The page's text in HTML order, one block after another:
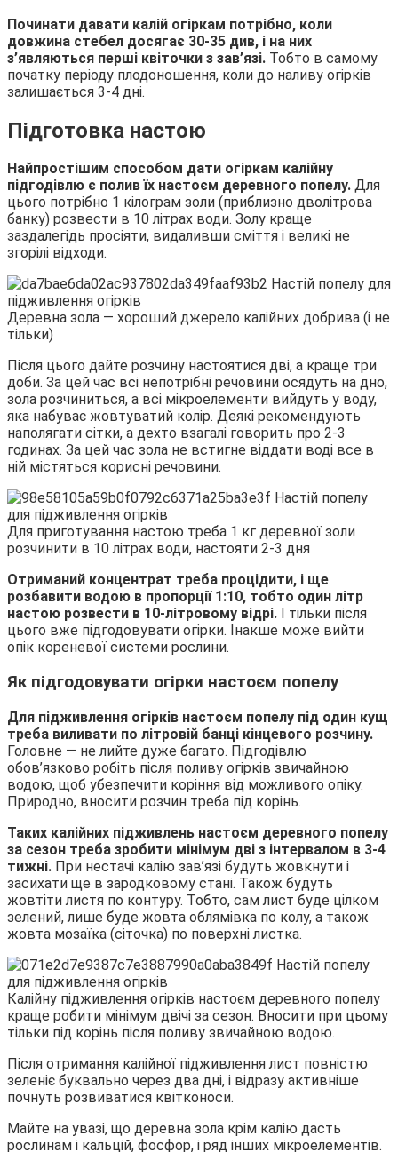
Починати давати калій огіркам потрібно, коли
довжина стебел досягає 30-35 див, і на них
з’являються перші квіточки з зав’язі. Тобто в самому
початку періоду плодоношення, коли до наливу огірків
залишається 3-4 дні.
Підготовка настою
Найпростішим способом дати огіркам калійну
підгодівлю є полив їх настоєм деревного попелу. Для
цього потрібно 1 кілограм золи (приблизно дволітрова
банку) розвести в 10 літрах води. Золу краще
заздалегідь просіяти, видаливши сміття і великі не
згорілі відходи.
Деревна зола — хороший джерело калійних добрива (і не
тільки)
Після цього дайте розчину настоятися дві, а краще три
доби. За цей час всі непотрібні речовини осядуть на дно,
зола розчиниться, а всі мікроелементи вийдуть у воду,
яка набуває жовтуватий колір. Деякі рекомендують
наполягати сітки, а дехто взагалі говорить про 2-3
годинах. За цей час зола не встигне віддати воді все в
ній містяться корисні речовини.
Для приготування настою треба 1 кг деревної золи
розчинити в 10 літрах води, настояти 2-3 дня
Отриманий концентрат треба процідити, і ще
розбавити водою в пропорції 1:10, тобто один літр
настою розвести в 10-літровому відрі.
І тільки після
цього вже підгодовувати огірки. Інакше може вийти
опік кореневої системи рослини.
Як підгодовувати огірки настоєм попелу
Для підживлення огірків настоєм попелу під один кущ
треба виливати по літровій банці кінцевого розчину.
Головне — не лийте дуже багато. Підгодівлю
обов’язково робіть після поливу огірків звичайною
водою, щоб убезпечити коріння від можливого опіку.
Природно, вносити розчин треба під корінь.
Таких калійних підживлень настоєм деревного попелу
за сезон треба зробити мінімум дві з інтервалом в 3-4
тижні. При нестачі калію зав’язі будуть жовкнути і
засихати ще в зародковому стані. Також будуть
жовтіти листя по контуру. Тобто, сам лист буде цілком
зелений, лише буде жовта облямівка по колу, а також
жовта мозаїка (сіточка) по поверхні листка.
Калійну підживлення огірків настоєм деревного попелу
краще робити мінімум двічі за сезон. Вносити при цьому
тільки під корінь після поливу звичайною водою.
Після отримання калійної підживлення лист повністю
зеленіє буквально через два дні, і відразу активніше
почнуть розвиватися квітконоси.
Майте на увазі, що деревна зола крім калію дасть
рослинам і кальцій, фосфор, і ряд інших мікроелементів.